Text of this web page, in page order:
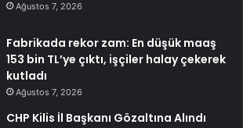
Ağustos 7, 2026
Fabrikada rekor zam: En düşük maaş
153 bin TL’ye çıktı, işçiler halay çekerek
kutladı
Ağustos 7, 2026
CHP Kilis İl Başkanı Gözaltına Alındı